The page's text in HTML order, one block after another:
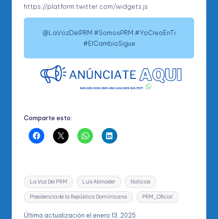
https://platform.twitter.com/widgets.js
@LaVozDelPRM #SomosPRM #YoCreoEnTi
#ElCambioSigue
Comparte esto:
Etiquetas:
La Voz Del PRM Luis Abinader Noticias
Presidencia de la República Dominicana PRM_Oficial
Última actualización el enero 13, 2025